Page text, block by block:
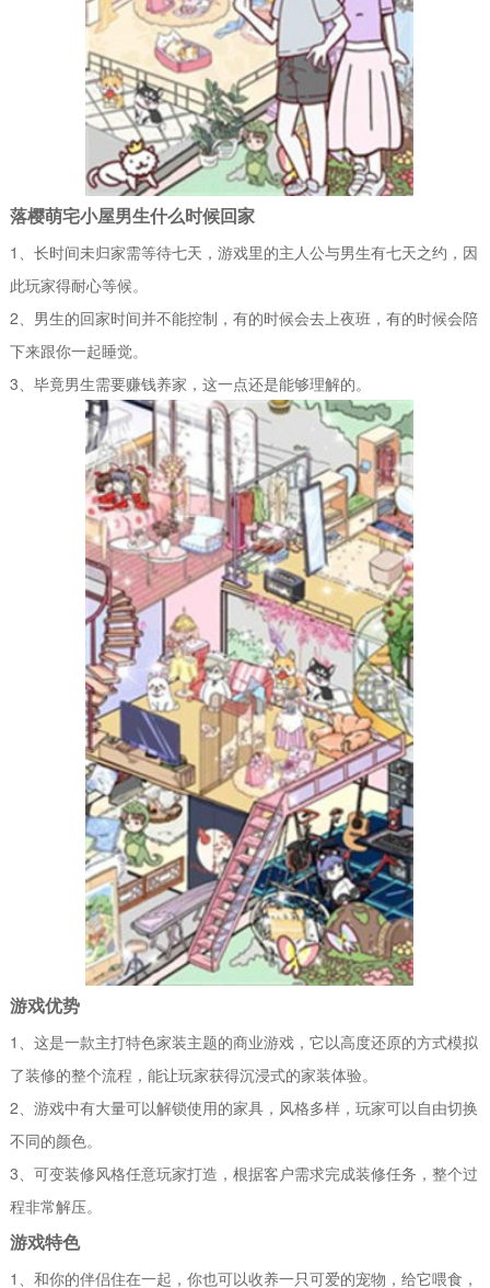
落樱萌宅小屋男生什么时候回家
1、长时间未归家需等待七天，游戏里的主人公与男生有七天之约，因
此玩家得耐心等候。
2、男生的回家时间并不能控制，有的时候会去上夜班，有的时候会陪
下来跟你一起睡觉。
3、毕竟男生需要赚钱养家，这一点还是能够理解的。
游戏优势
1、这是一款主打特色家装主题的商业游戏，它以高度还原的方式模拟
了装修的整个流程，能让玩家获得沉浸式的家装体验。
2、游戏中有大量可以解锁使用的家具，风格多样，玩家可以自由切换
不同的颜色。
3、可变装修风格任意玩家打造，根据客户需求完成装修任务，整个过
程非常解压。
游戏特色
1、和你的伴侣住在一起，你也可以收养一只可爱的宠物，给它喂食，